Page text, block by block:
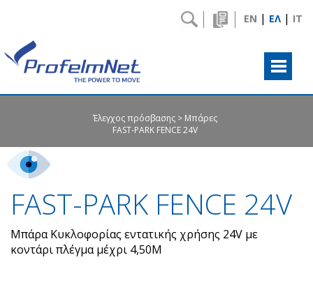
Έλεγχος πρόσβασης
Μπάρες
FAST-PARK FENCE 24V
FAST-PARK FENCE 24V
Μπάρα Κυκλοφορίας εντατικής χρήσης 24V με
κοντάρι πλέγμα μέχρι 4,50Μ
EN | ΕΛ | IT